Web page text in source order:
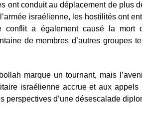
ont conduit au déplacement de plus
israélienne, les hostilités ont
conflit a également causé la mort
de membres d’autres groupes
marque un tournant, mais
israélienne accrue et aux appels
perspectives d’une désescalade